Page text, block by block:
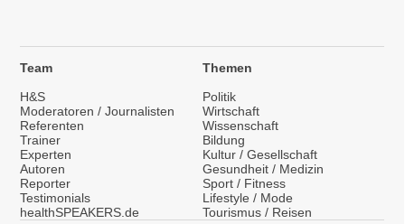
Team
H&S
Moderatoren / Journalisten
Referenten
Trainer
Experten
Autoren
Reporter
Testimonials
healthSPEAKERS.de
Themen
Politik
Wirtschaft
Wissenschaft
Bildung
Kultur / Gesellschaft
Gesundheit / Medizin
Sport / Fitness
Lifestyle / Mode
Tourismus / Reisen